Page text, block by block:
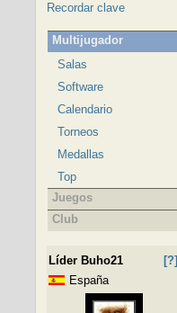
Recordar clave
Multijugador
Salas
Software
Calendario
Torneos
Medallas
Top
Juegos
Club
Líder Buho21
[?]
España